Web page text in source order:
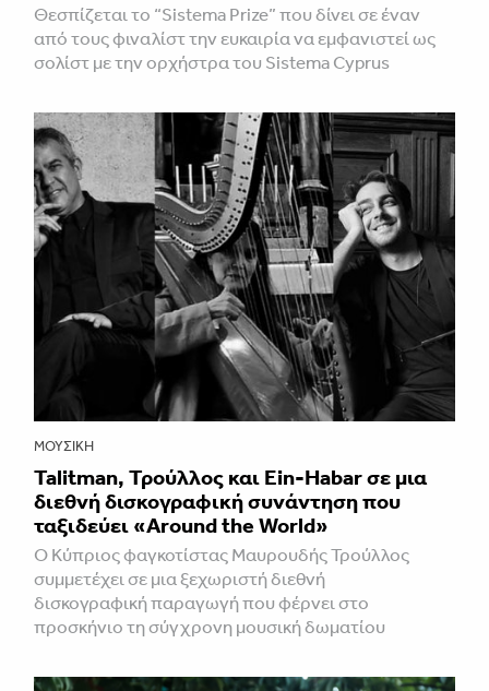
Θεσπίζεται το “Sistema Prize” που δίνει σε έναν
από τους φιναλίστ την ευκαιρία να εμφανιστεί ως
σολίστ με την ορχήστρα του Sistema Cyprus
ΜΟΥΣΙΚΉ
Talitman, Τρούλλος και Ein-Habar σε μια
διεθνή δισκογραφική συνάντηση που
ταξιδεύει «Around the World»
Ο Κύπριος φαγκοτίστας Μαυρουδής Τρούλλος
συμμετέχει σε μια ξεχωριστή διεθνή
δισκογραφική παραγωγή που φέρνει στο
προσκήνιο τη σύγχρονη μουσική δωματίου